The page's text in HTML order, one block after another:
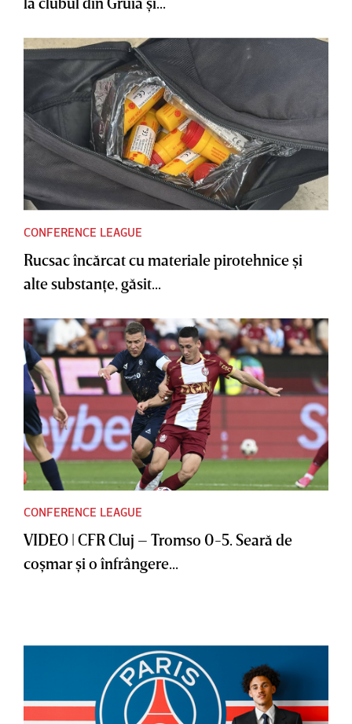
CONFERENCE LEAGUE
Rucsac încărcat cu materiale pirotehnice şi
alte substanţe, găsit...
CONFERENCE LEAGUE
VIDEO | CFR Cluj – Tromso 0-5. Seară de
coşmar şi o înfrângere...